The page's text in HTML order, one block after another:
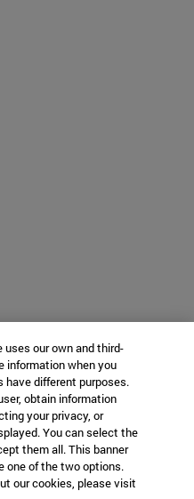
our own and third-
information when you
have different purposes.
obtain information
your privacy, or
You can select the
them all. This banner
one of the two options.
our cookies, please visit